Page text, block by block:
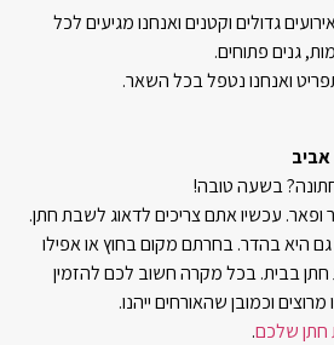
גדולים וקטנים ואנחנו מגיעים לכל
גנים פתוחים.
ואנחנו נטפל בכל השאר.
בשעה טובה!
ופאר. עכשיו אתם צריכים לדאוג לשבת חתן.
היא בהדר. בחרתם מקום בחוץ או אפילו
בבית. בכל מקרה חשוב לכם להזמין
וכמובן שהאורחים ייהנו.
שלכם.